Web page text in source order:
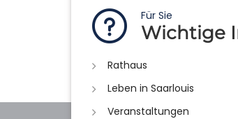
Für Sie
Wichtige
Rathaus
Leben in Saarlouis
Veranstaltungen